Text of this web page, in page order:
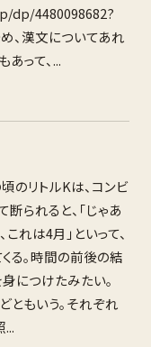
dp/4480098682?
、漢文についてあれ
って、...
のリトルKは、コンビ
断られると、「じゃあ
れは4月」といって、
る。時間の前後の結
につけたみたい。
どともいう。それぞれ